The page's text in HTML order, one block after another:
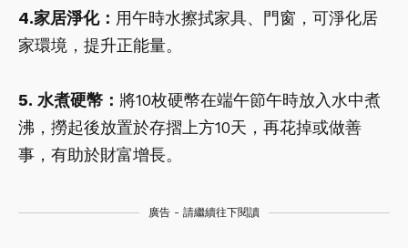
4.家居淨化： 用午時水擦拭家具、門窗，可淨化居
家環境，提升正能量。
5. 水煮硬幣： 將10枚硬幣在端午節午時放入水中煮
沸，撈起後放置於存摺上方10天，再花掉或做善
事，有助於財富增長。
廣告 - 請繼續往下閱讀